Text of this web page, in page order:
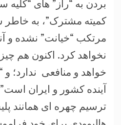
بردن به “راز” های “کلیه
کمیته مشترک”، به
مرتکب “خیانت” نشده و
نخواهد کرد. اکنون هم
خواهد و منافعی ندارد؛ و
آینده کشور و ایران
ترسیم چهره ای همانند